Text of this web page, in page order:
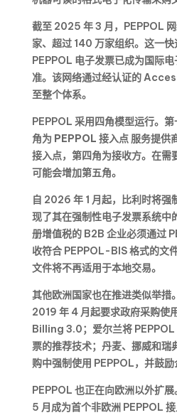
截至 2025 年 3 月，PEPPOL
家、超过 140 万家组织。这一快
PEPPOL 电子发票已成为国际
准。该网络通过经认证的
至整个体系。
PEPPOL 采用四角模型运行。
角为 PEPPOL 接入点服务提供
接入点，第四角为接收方。在需
可能会增加第五角。
自 2026 年 1 月起，比利时将强
现了其在强制性电子发票系统中
册增值税的 B2B 企业必须通过
收符合 PEPPOL-BIS 格式的文
文件将不再适用于本地交易。
其他欧洲国家也在推进类似举措
2019 年 4 月起要求政府采购使
Billing 3.0；爱尔兰将 PEPPOL
票的推荐技术；丹麦、挪威和瑞
购中强制使用 PEPPOL，并鼓励
PEPPOL 也正在向欧洲以外扩
5 月成为首个非欧洲 PEPPOL